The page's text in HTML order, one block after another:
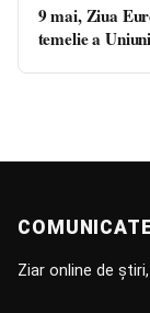
9 mai, Ziua
temelie a
Ziar online de